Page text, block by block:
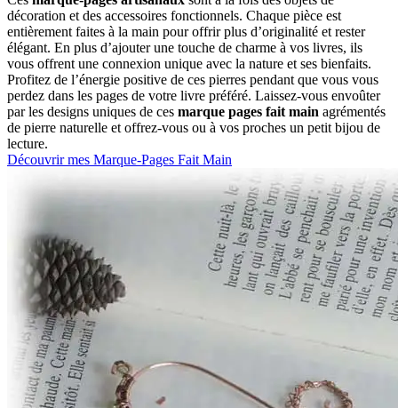
décoration et des accessoires fonctionnels. Chaque pièce est
entièrement faites à la main pour offrir plus d’originalité et rester
élégant. En plus d’ajouter une touche de charme à vos livres, ils
vous offrent une connexion unique avec la nature et ses bienfaits.
Profitez de l’énergie positive de ces pierres pendant que vous vous
perdez dans les pages de votre livre préféré. Laissez-vous envoûter
par les designs uniques de ces marque pages fait main agrémentés
de pierre naturelle et offrez-vous ou à vos proches un petit bijou de
lecture.
Découvrir mes Marque-Pages Fait Main